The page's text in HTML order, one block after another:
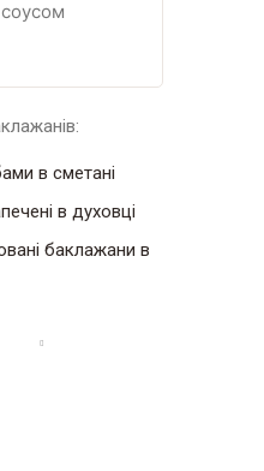
в сметані
в духовці
баклажани в